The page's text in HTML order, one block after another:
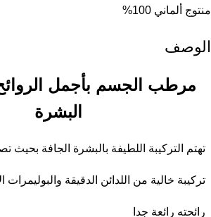
منتوج ألماني 100%
الوصف
مرطب الجسم بأجمل
البشرة
تهتم التركيبة اللطيفة بالبشرة الجافة بحيث
تركيبة خالية من اللدائن الدقيقة والبوليمرات
رائحته رائعة جدا